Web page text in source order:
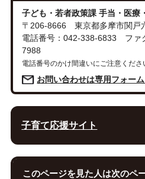
子ども・若者政策課 手当・医療
〒206-8666 東京都多摩市関戸
電話番号：042-338-6833 ファ
7988
電話番号のかけ間違いにご注意くださ
お問い合わせは専用フォー
子育て応援サイト
このページを見た人は次のペ